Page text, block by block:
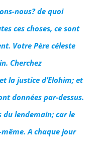
nous? de quoi
ces choses, ce sont
Votre Père céleste
Cherchez
la justice d’Elohim; et
données par-dessus.
du lendemain; car le
A chaque jour